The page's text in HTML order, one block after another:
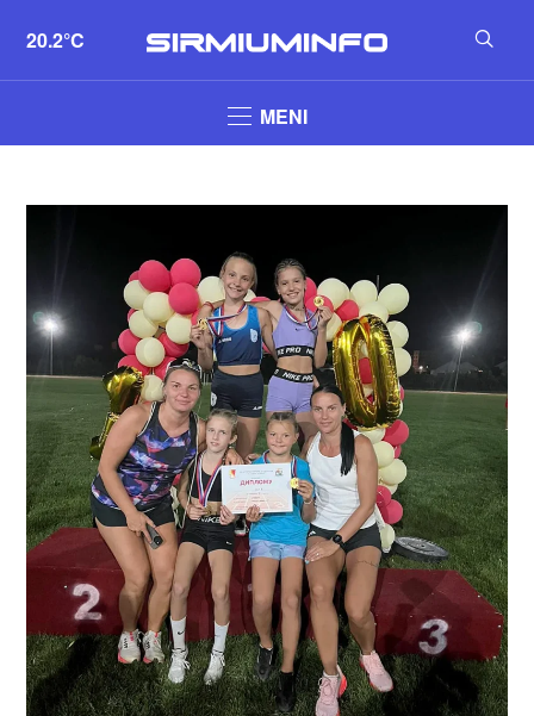
20.2°C
MENI